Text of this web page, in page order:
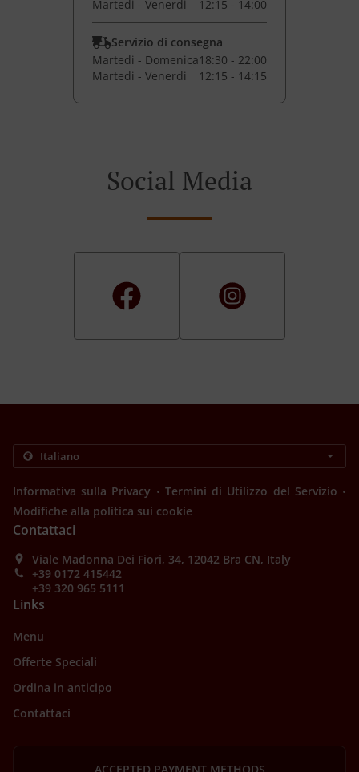
Martedi - Venerdi
12:15 - 14:00
Servizio di consegna
Martedi - Domenica18:30 - 22:00
Martedi - Venerdi
12:15 - 14:15
Social Media
Informativa sulla Privacy . Termini di Utilizzo del Servizio .
Modifiche alla politica sui cookie
Contattaci
Viale Madonna Dei Fiori, 34, 12042 Bra CN, Italy
+39 0172 415442
+39 320 965 5111
Links
Menu
Offerte Speciali
Ordina in anticipo
Contattaci